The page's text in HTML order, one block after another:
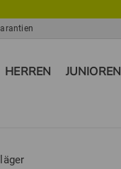
HERREN JUNIOREN